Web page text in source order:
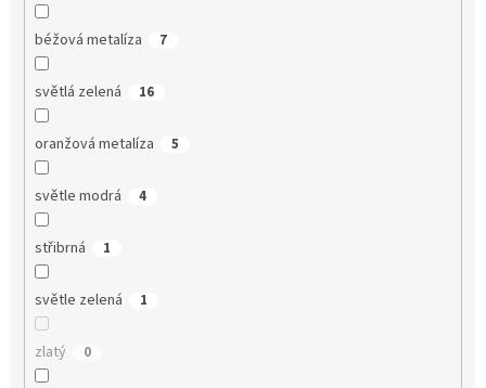
béžová metalíza 7
světlá zelená 16
oranžová metalíza 5
světle modrá 4
střibrná 1
světle zelená 1
zlatý 0